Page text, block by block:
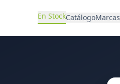
En StockCatálogoMarcas